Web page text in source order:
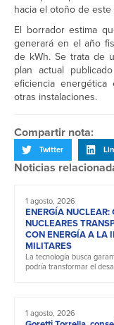
hacia el otoño de
El borrador estima
generará en el año
de kWh. Se trata de
plan actual
eficiencia
otras instalaciones.
Compartir nota:
Twitter
Noticias
1 agosto, 2026
ENERGÍA
NUCLEARES
CON ENERGÍA A LA
MILITARES
La tecnología busca
podría transformar el
1 agosto, 2026